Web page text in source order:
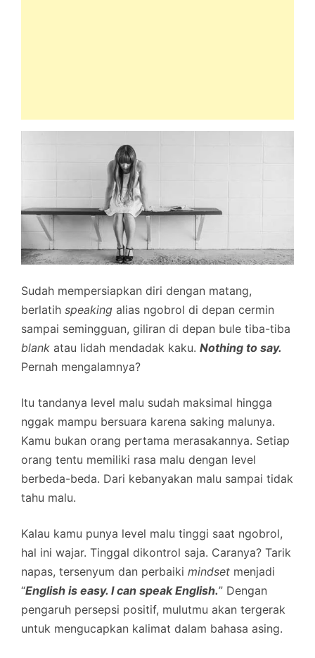
Sudah mempersiapkan diri dengan matang,
berlatih speaking alias ngobrol di depan cermin
sampai semingguan, giliran di depan bule tiba-tiba
blank atau lidah mendadak kaku. Nothing to say.
Pernah mengalamnya?
Itu tandanya level malu sudah maksimal hingga
nggak mampu bersuara karena saking malunya.
Kamu bukan orang pertama merasakannya. Setiap
orang tentu memiliki rasa malu dengan level
berbeda-beda. Dari kebanyakan malu sampai tidak
tahu malu.
Kalau kamu punya level malu tinggi saat ngobrol,
hal ini wajar. Tinggal dikontrol saja. Caranya? Tarik
napas, tersenyum dan perbaiki mindset menjadi
“English is easy. I can speak English.” Dengan
pengaruh persepsi positif, mulutmu akan tergerak
untuk mengucapkan kalimat dalam bahasa asing.